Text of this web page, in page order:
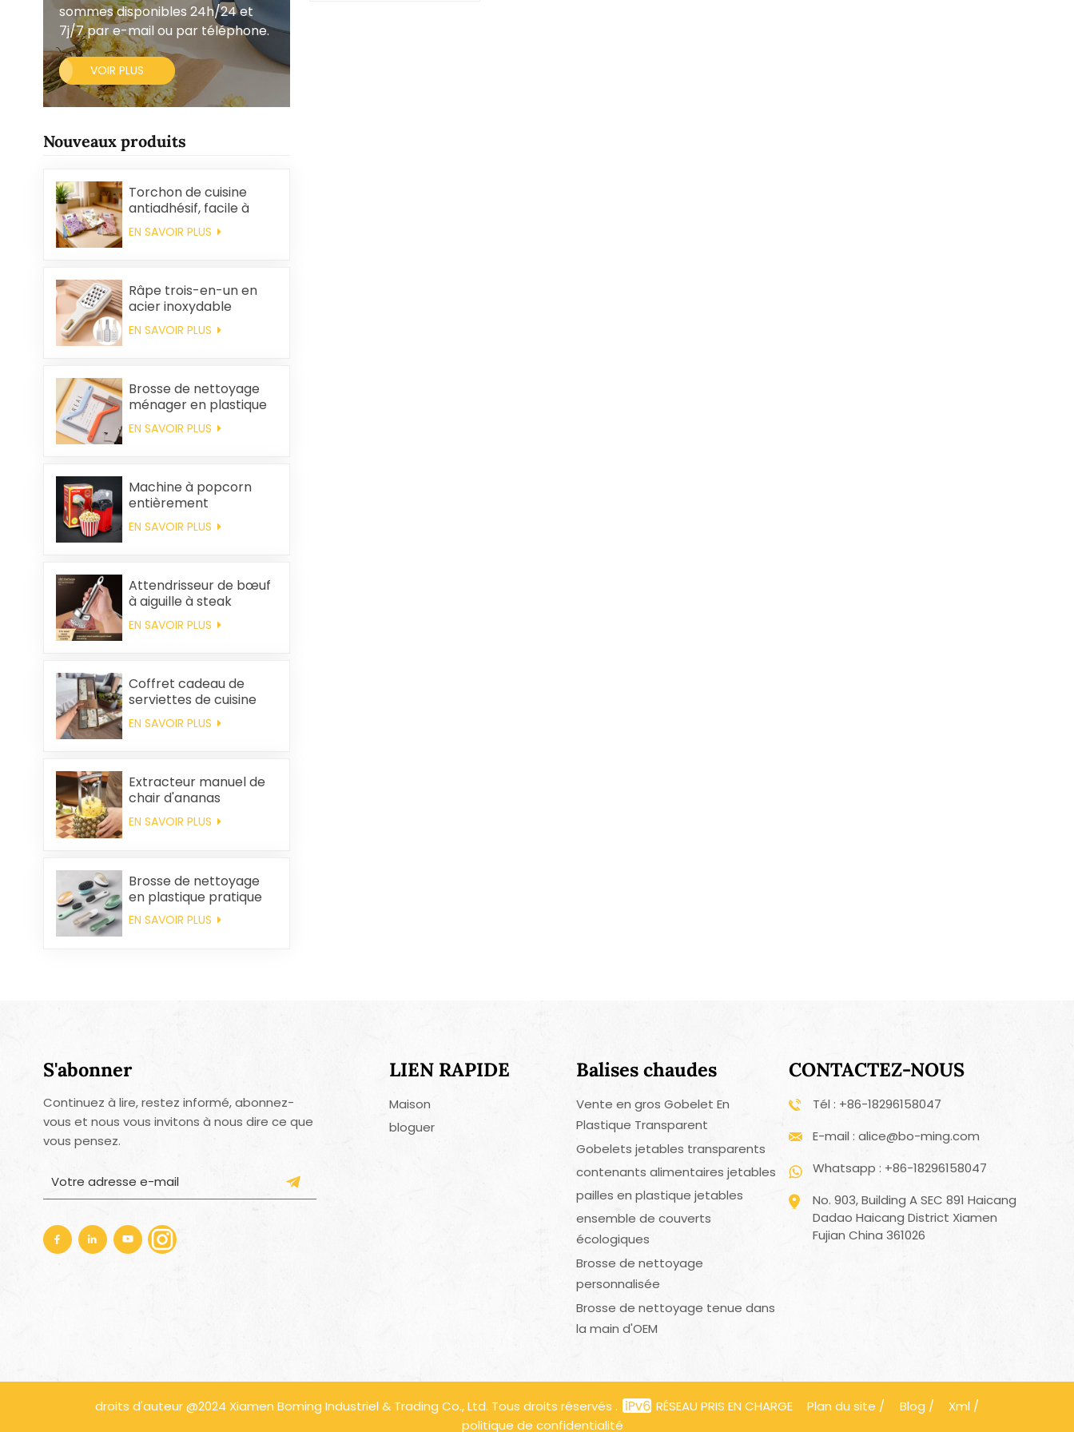
sommes disponibles 24h/24 et
7j/7 par e-mail ou par téléphone.
VOIR PLUS
Nouveaux produits
Torchon de cuisine
antiadhésif, facile à
nettoyer, épais,
imprimé, carré, en
écologique
EN SAVOIR PLUS
Râpe trois-en-un en
acier inoxydable
EN SAVOIR PLUS
Brosse de nettoyage
ménager en plastique
pour vêtements,
élimination des poils
EN SAVOIR PLUS
Machine à popcorn
entièrement
automatique pour la
maison, machine à
EN SAVOIR PLUS
Attendrisseur de bœuf
à aiguille à steak
EN SAVOIR PLUS
Coffret cadeau de
serviettes de cuisine
carrées et chiffons en
coton personnalisés,
ménager
EN SAVOIR PLUS
Extracteur manuel de
chair d'ananas
EN SAVOIR PLUS
Brosse de nettoyage
en plastique pratique
en gros
EN SAVOIR PLUS
S'abonner
Continuez à lire, restez informé, abonnez-
vous et nous vous invitons à nous dire ce que
vous pensez.
LIEN RAPIDE
Maison
bloguer
Balises chaudes
Vente en gros Gobelet En
Plastique Transparent
Gobelets jetables transparents
contenants alimentaires jetables
pailles en plastique jetables
ensemble de couverts
écologiques
Brosse de nettoyage
personnalisée
Brosse de nettoyage tenue dans
la main d'OEM
CONTACTEZ-NOUS
Tél : +86-18296158047
E-mail : alice@bo-ming.com
Whatsapp : +86-18296158047
No. 903, Building A SEC 891 Haicang
Dadao Haicang District Xiamen
Fujian China 361026
droits d'auteur @2024 Xiamen Boming Industriel & Trading Co., Ltd. Tous droits réservés . RÉSEAU PRIS EN CHARGE Plan du site / Blog / Xml /
politique de confidentialité